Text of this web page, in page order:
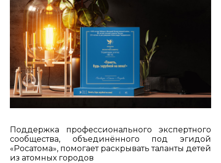
Поддержка профессионального экспертного
сообщества, объединённого под эгидой
«Росатома», помогает раскрывать таланты детей
из атомных городов